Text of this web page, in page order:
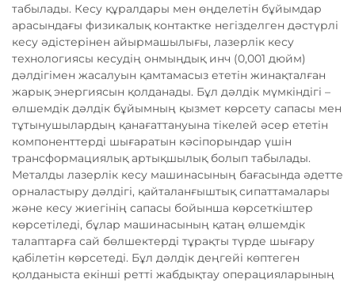
табылады. Кесу құралдары мен өңделетін бұйымдар
арасындағы физикалық контактке негізделген дәстүрлі
кесу әдістерінен айырмашылығы, лазерлік кесу
технологиясы кесудің онмыңдық инч (0,001 дюйм)
дәлдігімен жасалуын қамтамасыз ететін жинақталған
жарық энергиясын қолданады. Бұл дәлдік мүмкіндігі –
өлшемдік дәлдік бұйымның қызмет көрсету сапасы мен
тұтынушылардың қанағаттануына тікелей әсер ететін
компоненттерді шығаратын кәсіпорындар үшін
трансформациялық артықшылық болып табылады.
Металды лазерлік кесу машинасының бағасында әдетте
орналастыру дәлдігі, қайталанғыштық сипаттамалары
және кесу жиегінің сапасы бойынша көрсеткіштер
көрсетіледі, бұлар машинасының қатаң өлшемдік
талаптарға сай бөлшектерді тұрақты түрде шығару
қабілетін көрсетеді. Бұл дәлдік деңгейі көптеген
қолданыста екінші ретті жабдықтау операцияларының